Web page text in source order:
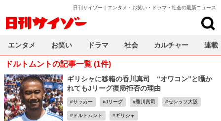
日刊サイゾー｜エンタメ・お笑い・ドラマ・社会の最新ニュース
ドルトムントの記事一覧 (1件)
ギリシャに移籍の香川真司 “オワコン”と囁か
れてもJリーグ復帰拒否の理由
サッカー Jリーグ 香川真司 セレッソ大阪
ドルトムント ギリシャ
エンタメ お笑い ドラマ 社会 カルチャー 連載